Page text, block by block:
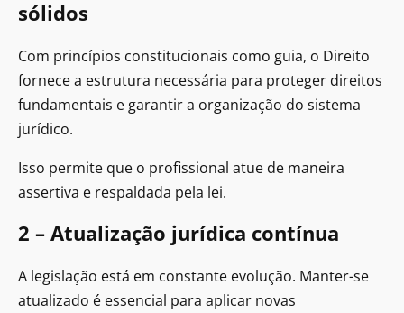
sólidos
Com princípios constitucionais como guia, o Direito
fornece a estrutura necessária para proteger direitos
fundamentais e garantir a organização do sistema
jurídico.
Isso permite que o profissional atue de maneira
assertiva e respaldada pela lei.
2 – Atualização jurídica contínua
A legislação está em constante evolução. Manter-se
atualizado é essencial para aplicar novas